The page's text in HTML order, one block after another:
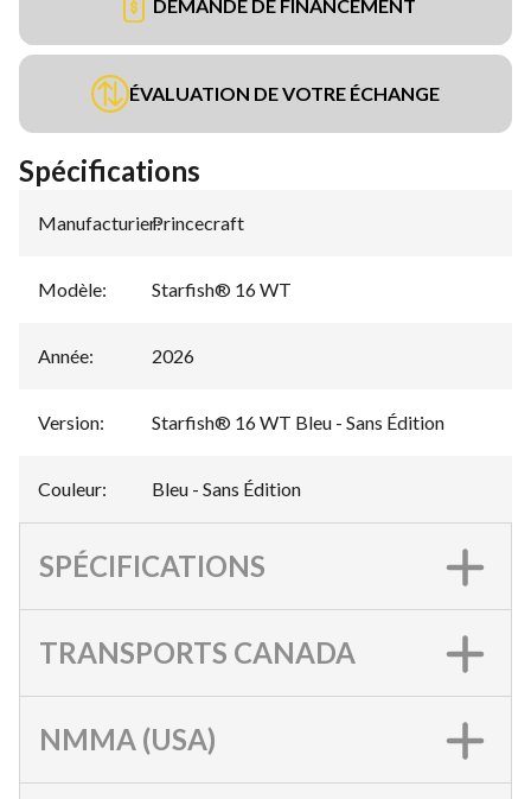
DEMANDE DE FINANCEMENT
ÉVALUATION DE VOTRE ÉCHANGE
Spécifications
Manufacturier:
Princecraft
Modèle: Starfish® 16 WT
Année: 2026
Version: Starfish® 16 WT Bleu - Sans Édition
Couleur: Bleu - Sans Édition
SPÉCIFICATIONS
TRANSPORTS CANADA
NMMA (USA)